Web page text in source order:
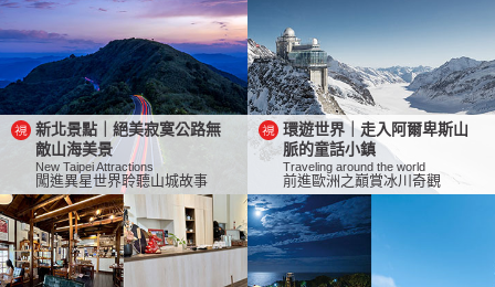
新北景點｜絕美寂寞公路無
敵山海美景
New Taipei Attractions
闖進異星世界聆聽山城故事
環遊世界｜走入阿爾卑斯山
脈的童話小鎮
Traveling around the world
前進歐洲之巔賞冰川奇觀